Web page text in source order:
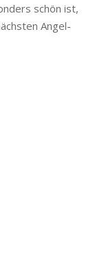
schön ist,
Angel-